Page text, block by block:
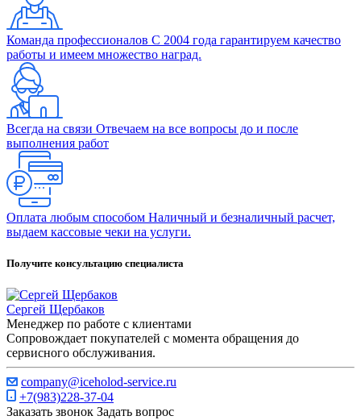
Команда профессионалов С 2004 года гарантируем качество
работы и имеем множество наград.
Всегда на связи Отвечаем на все вопросы до и после
выполнения работ
Оплата любым способом Наличный и безналичный расчет,
выдаем кассовые чеки на услуги.
Получите консультацию специалиста
Сергей Щербаков
Менеджер по работе с клиентами
Сопровождает покупателей с момента обращения до
сервисного обслуживания.
company@iceholod-service.ru
+7(983)228-37-04
Заказать звонок Задать вопрос